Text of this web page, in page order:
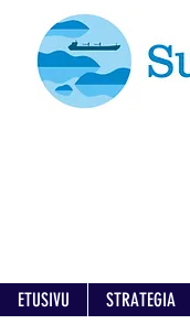
ETUSIVU STRATEGIA